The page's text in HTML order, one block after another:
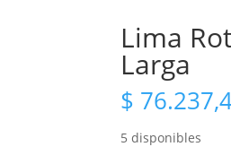
Lima
Larga
$
5 disponibles